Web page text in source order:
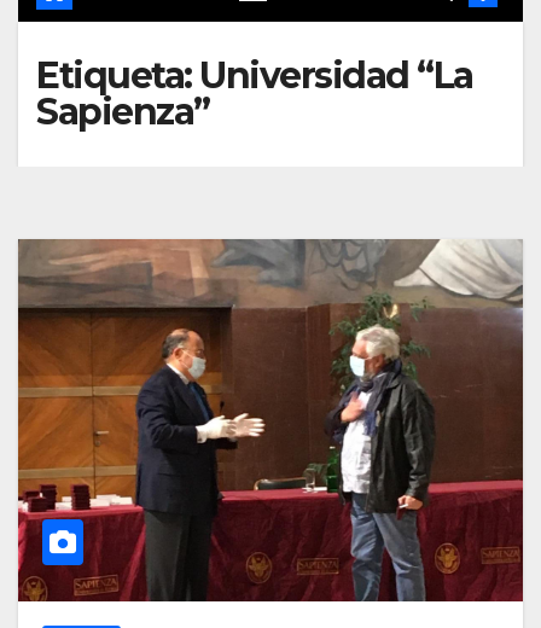
Etiqueta: Universidad “La
Sapienza”